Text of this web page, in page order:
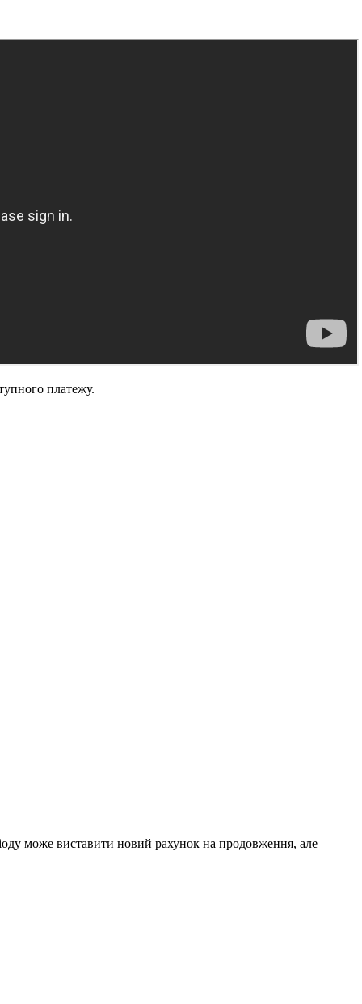
платежу.
може виставити новий рахунок на продовження, але